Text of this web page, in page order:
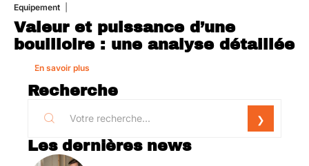
Equipement
Valeur et puissance d’une
bouilloire : une analyse détaillée
En savoir plus
Recherche
Les dernières news